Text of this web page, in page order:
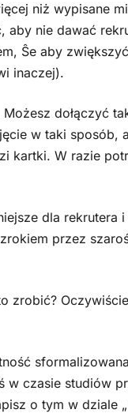
niż wypisane
aby nie dawać
Ŝe aby
inaczej).
dołączyć
w taki sposób,
kartki. W razie
dla rekrutera
przez
zrobić?
w czasie studiów
o tym w dziale